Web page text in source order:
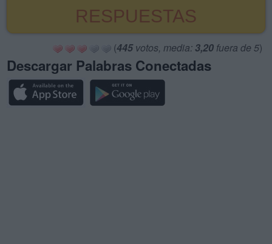
RESPUESTAS
(445votos, media: 3,20 fuera de 5)
Descargar Palabras Conectadas